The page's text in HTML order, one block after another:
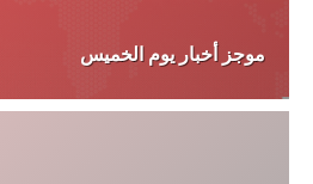
موجز أخبار يوم الخميس